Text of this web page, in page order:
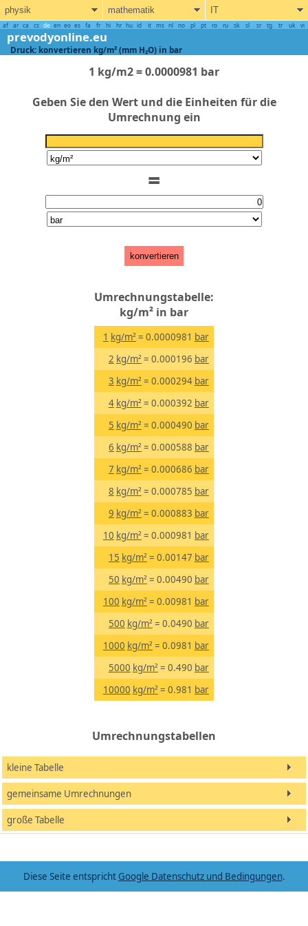
physik mathematik IT
af ar ca cs de en eo es fa fr hi hr hu id it ms nl no pl pt ro ru sk sl sr tg tr uk vi
prevodyonline.eu
Druck: konvertieren kg/m² (mm H₂O) in bar
1 kg/m2 = 0.0000981 bar
Geben Sie den Wert und die Einheiten für die
Umrechnung ein
=
konvertieren
Umrechnungstabelle:
kg/m² in bar
1 kg/m² = 0.0000981 bar
2 kg/m² = 0.000196 bar
3 kg/m² = 0.000294 bar
4 kg/m² = 0.000392 bar
5 kg/m² = 0.000490 bar
6 kg/m² = 0.000588 bar
7 kg/m² = 0.000686 bar
8 kg/m² = 0.000785 bar
9 kg/m² = 0.000883 bar
10 kg/m² = 0.000981 bar
15 kg/m² = 0.00147 bar
50 kg/m² = 0.00490 bar
100 kg/m² = 0.00981 bar
500 kg/m² = 0.0490 bar
1000 kg/m² = 0.0981 bar
5000 kg/m² = 0.490 bar
10000 kg/m² = 0.981 bar
Umrechnungstabellen
kleine Tabelle
gemeinsame Umrechnungen
große Tabelle
Diese Seite entspricht Google Datenschutz und Bedingungen.